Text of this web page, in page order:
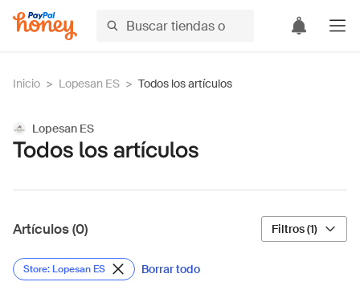
Inicio > Lopesan ES > Todos los artículos
Lopesan ES
Todos los artículos
Artículos (0) Filtros (1)
Store: Lopesan ES Borrar todo